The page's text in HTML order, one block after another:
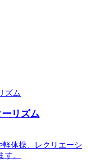
リズム
軽体操、レクリエーシ
。